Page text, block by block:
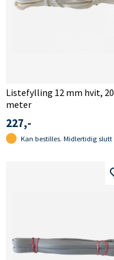
Listefylling 12 mm hvit, 20
meter
227,-
Kan bestilles. Midlertidig slutt